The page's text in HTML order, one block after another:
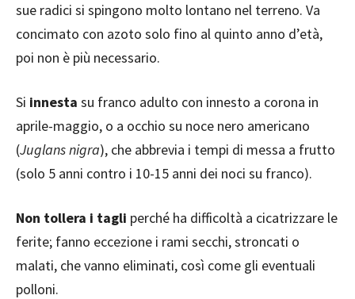
sue radici si spingono molto lontano nel terreno. Va
concimato con azoto solo fino al quinto anno d’età,
poi non è più necessario.
Si innesta su franco adulto con innesto a corona in
aprile-maggio, o a occhio su noce nero americano
(Juglans nigra), che abbrevia i tempi di messa a frutto
(solo 5 anni contro i 10-15 anni dei noci su franco).
Non tollera i tagli perché ha difficoltà a cicatrizzare le
ferite; fanno eccezione i rami secchi, stroncati o
malati, che vanno eliminati, così come gli eventuali
polloni.